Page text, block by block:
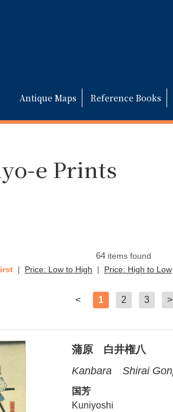
Antique Maps Reference Books
e Prints
64 items found
| Price: Low to High | Price: High to Low
< 1 2 3 >
蒲原 白井権八
Kanbara Shirai
国芳
Kuniyoshi